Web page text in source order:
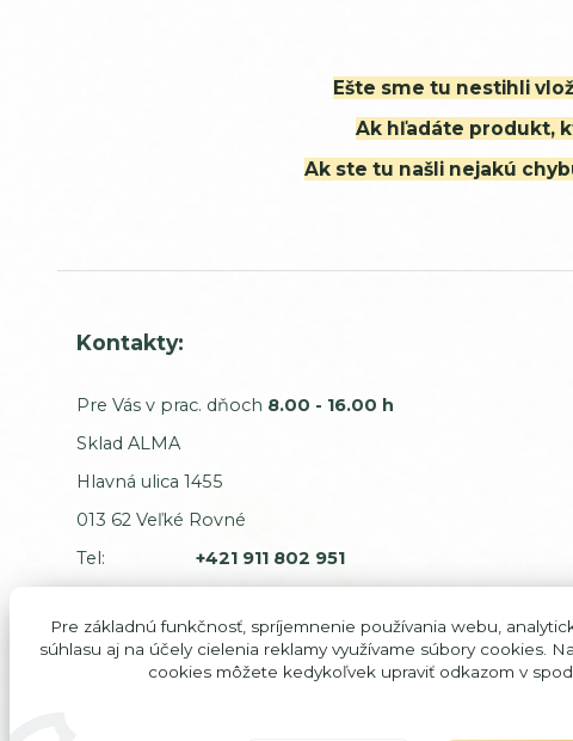
Ešte sme tu nestihli
Ak hľadáte produkt,
Ak ste tu našli nejakú
Kontakty:
Pre Vás v prac. dňoch 8.00 - 16.00 h
Sklad ALMA
Hlavná ulica 1455
013 62 Veľké Rovné
Tel:
+421 911 802 951
Sťažnosti a dodávatelia:
Majiteľ:predaj@alma-sk.com
Pre základnú funkčnosť, spríjemnenie používania webu,
súhlasu aj na účely cielenia reklamy využívame súbory cookies.
cookies môžete kedykoľvek upraviť odkazom v